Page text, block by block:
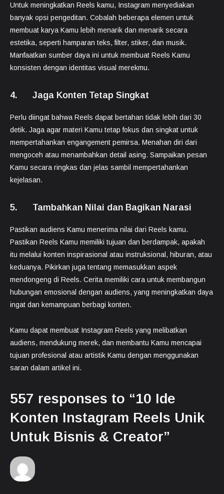
Untuk meningkatkan Reels kamu, Instagram menyediakan
banyak opsi pengeditan. Cobalah beberapa elemen untuk
membuat karya Kamu lebih menarik dan menarik secara
estetika, seperti hamparan teks, filter, stiker, dan musik.
Manfaatkan sumber daya ini untuk membuat Reels Kamu
konsisten dengan identitas visual merekmu.
4. Jaga Konten Tetap Singkat
Perlu diingat bahwa Reels dapat bertahan tidak lebih dari 30
detik. Jaga agar materi Kamu tetap fokus dan singkat untuk
mempertahankan engangement pemirsa. Menahan diri dari
mengoceh atau menambahkan detail asing. Sampaikan pesan
Kamu secara ringkas dan jelas sambil mempertahankan
kejelasan.
5. Tambahkan Nilai dan Bagikan Narasi
Pastikan audiens Kamu menerima nilai dari Reels kamu.
Pastikan Reels Kamu memiliki tujuan dan berdampak, apakah
itu melalui konten inspirasional atau instruksional, hiburan, atau
keduanya. Pikirkan juga tentang memasukkan aspek
mendongeng di Reels. Cerita memiliki cara untuk membangun
hubungan emosional dengan audiens, yang meningkatkan daya
ingat dan kemampuan berbagi konten.
Kamu dapat membuat Instagram Reels yang melibatkan
audiens, mendukung merek, dan membantu Kamu mencapai
tujuan profesional atau artistik Kamu dengan menggunakan
saran dalam artikel ini.
557 responses to “10 Ide
Konten Instagram Reels Unik
Untuk Bisnis & Creator”